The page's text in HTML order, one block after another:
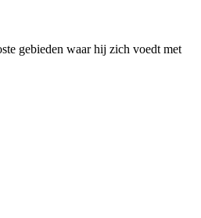
gebieden waar hij zich voedt met